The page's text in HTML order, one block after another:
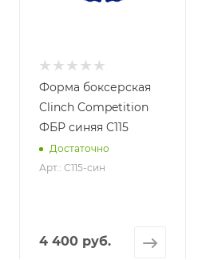
Форма боксерская
Clinch Competition
ФБР синяя C115
Достаточно
Арт.: С115-син
4 400 руб.